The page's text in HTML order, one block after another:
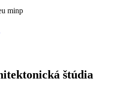
štúdia